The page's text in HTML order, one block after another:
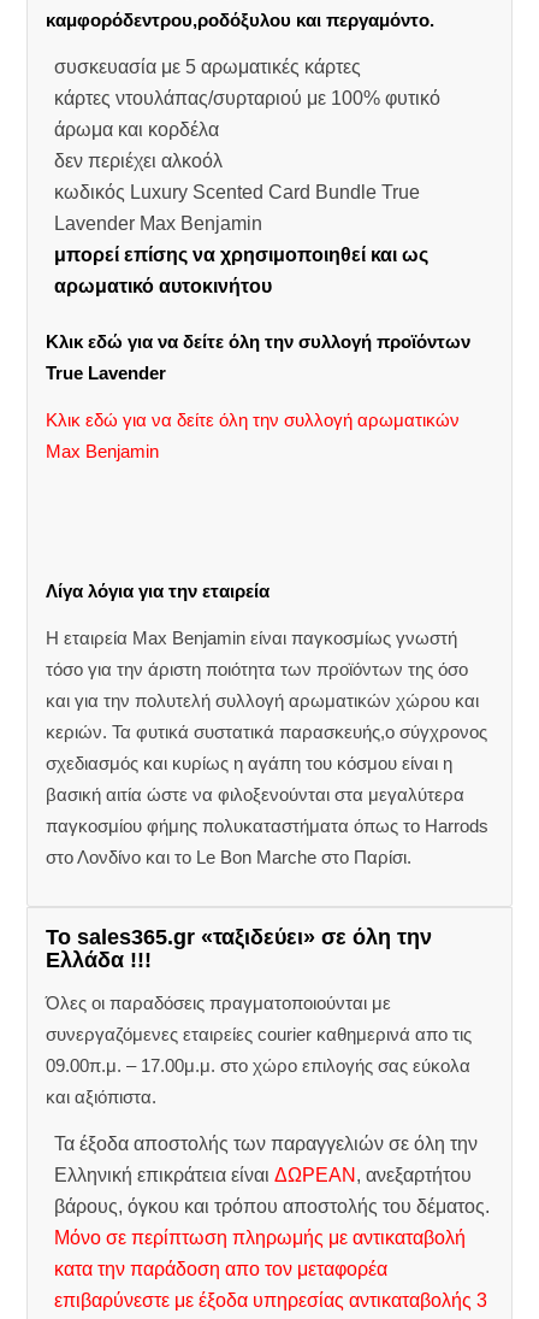
καμφορόδεντρου,ροδόξυλου και περγαμόντο.
συσκευασία με 5 αρωματικές κάρτες
κάρτες ντουλάπας/συρταριού με 100% φυτικό
άρωμα και κορδέλα
δεν περιέχει αλκοόλ
κωδικός Luxury Scented Card Bundle True
Lavender Max Benjamin
μπορεί επίσης να χρησιμοποιηθεί και ως
αρωματικό αυτοκινήτου
Κλικ εδώ για να δείτε όλη την συλλογή προϊόντων
True Lavender
Κλικ εδώ για να δείτε όλη την συλλογή αρωματικών
Max Benjamin
Λίγα λόγια για την εταιρεία
Η εταιρεία Max Benjamin είναι παγκοσμίως γνωστή
τόσο για την άριστη ποιότητα των προϊόντων της όσο
και για την πολυτελή συλλογή αρωματικών χώρου και
κεριών. Τα φυτικά συστατικά παρασκευής,ο σύγχρονος
σχεδιασμός και κυρίως η αγάπη του κόσμου είναι η
βασική αιτία ώστε να φιλοξενούνται στα μεγαλύτερα
παγκοσμίου φήμης πολυκαταστήματα όπως το Harrods
στο Λονδίνο και το Le Bon Marche στο Παρίσι.
Το sales365.gr «ταξιδεύει» σε όλη την
Ελλάδα !!!
Όλες οι παραδόσεις πραγματοποιούνται με
συνεργαζόμενες εταιρείες courier καθημερινά απο τις
09.00π.μ. – 17.00μ.μ. στο χώρο επιλογής σας εύκολα
και αξιόπιστα.
Τα έξοδα αποστολής των παραγγελιών σε όλη την
Ελληνική επικράτεια είναιΔΩΡΕΑΝ , ανεξαρτήτου
βάρους, όγκου και τρόπου αποστολής του δέματος.
Μόνο σε περίπτωση πληρωμής με αντικαταβολή
κατα την παράδοση απο τον μεταφορέα
επιβαρύνεστε με έξοδα υπηρεσίας αντικαταβολής 3